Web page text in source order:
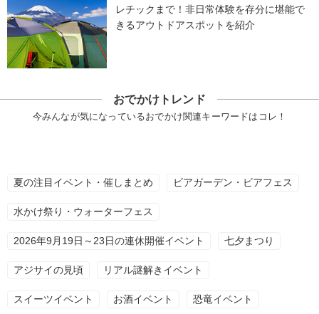
レチックまで！非日常体験を存分に堪能で
きるアウトドアスポットを紹介
おでかけトレンド
今みんなが気になっているおでかけ関連キーワードはコレ！
夏の注目イベント・催しまとめ ビアガーデン・ビアフェス
水かけ祭り・ウォーターフェス
2026年9月19日～23日の連休開催イベント 七夕まつり
アジサイの見頃 リアル謎解きイベント
スイーツイベント お酒イベント 恐竜イベント